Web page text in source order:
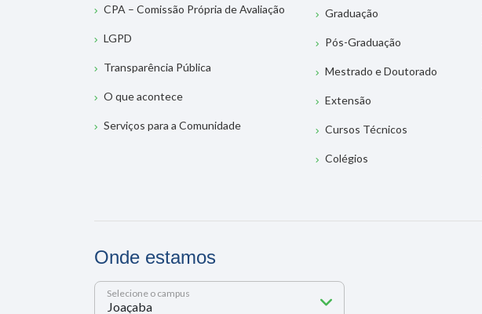
CPA – Comissão Própria de Avaliação
LGPD
Transparência Pública
O que acontece
Serviços para a Comunidade
Graduação
Pós-Graduação
Mestrado e Doutorado
Extensão
Cursos Técnicos
Colégios
Onde estamos
Selecione o campus